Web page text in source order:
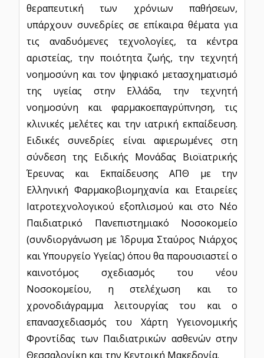
θεραπευτική των χρόνιων παθήσεων,
υπάρχουν συνεδρίες σε επίκαιρα θέματα για
τις αναδυόμενες τεχνολογίες, τα κέντρα
αριστείας, την ποιότητα ζωής, την τεχνητή
νοημοσύνη και τον ψηφιακό μετασχηματισμό
της υγείας στην Ελλάδα, την τεχνητή
νοημοσύνη και φαρμακοεπαγρύπνηση, τις
κλινικές μελέτες και την ιατρική εκπαίδευση.
Ειδικές συνεδρίες είναι αφιερωμένες στη
σύνδεση της Ειδικής Μονάδας Βιοϊατρικής
Έρευνας και Εκπαίδευσης ΑΠΘ με την
Ελληνική Φαρμακοβιομηχανία και Εταιρείες
Ιατροτεχνολογικού εξοπλισμού και στο Νέο
Παιδιατρικό Πανεπιστημιακό Νοσοκομείο
(συνδιοργάνωση με Ίδρυμα Σταύρος Νιάρχος
και Υπουργείο Υγείας) όπου θα παρουσιαστεί ο
καινοτόμος σχεδιασμός του νέου
Νοσοκομείου, η στελέχωση και το
χρονοδιάγραμμα λειτουργίας του και ο
επανασχεδιασμός του Χάρτη Υγειονομικής
Φροντίδας των Παιδιατρικών ασθενών στην
Θεσσαλονίκη και την Κεντρική Μακεδονία.